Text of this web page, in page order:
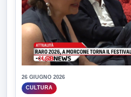
26 GIUGNO 2026
CULTURA